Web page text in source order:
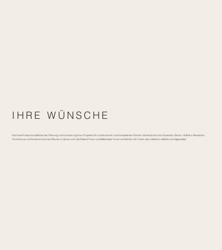
IHRE WÜNSCHE
Höchste Professionalität bei der Planung und Umsetzung Ihrer Projekte. Ein verlässlicher und kompetenter Partner mit medizinischer Expertise. Stress- & Risiko-Reduktion,
Termintreue und Kostensicherheit. Räume, in denen sich die Patient*innen und Mitarbeiter*innen wohlfühlen. Ein Team, das mitdenkt, mitfühlt und mitgestaltet.